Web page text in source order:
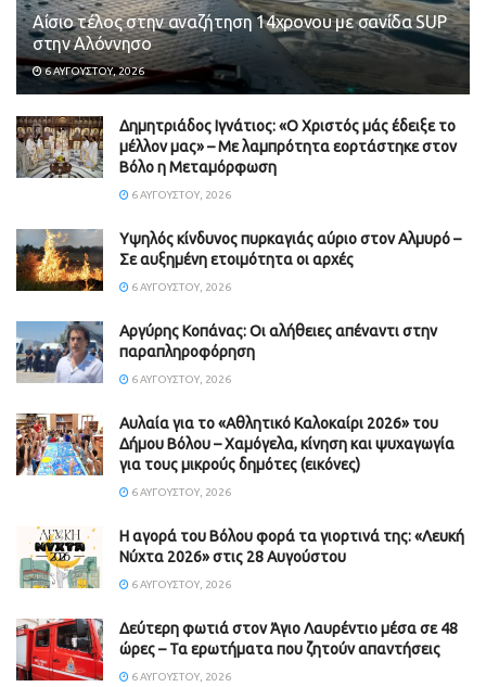
Αίσιο τέλος στην αναζήτηση 14χρονου με σανίδα SUP
στην Αλόννησο
6 ΑΥΓΟΎΣΤΟΥ, 2026
Δημητριάδος Ιγνάτιος: «Ο Χριστός μάς έδειξε το
μέλλον μας» – Με λαμπρότητα εορτάστηκε στον
Βόλο η Μεταμόρφωση
6 ΑΥΓΟΎΣΤΟΥ, 2026
Υψηλός κίνδυνος πυρκαγιάς αύριο στον Αλμυρό –
Σε αυξημένη ετοιμότητα οι αρχές
6 ΑΥΓΟΎΣΤΟΥ, 2026
Aργύρης Κοπάνας: Οι αλήθειες απέναντι στην
παραπληροφόρηση
6 ΑΥΓΟΎΣΤΟΥ, 2026
Αυλαία για το «Αθλητικό Καλοκαίρι 2026» του
Δήμου Βόλου – Χαμόγελα, κίνηση και ψυχαγωγία
για τους μικρούς δημότες (εικόνες)
6 ΑΥΓΟΎΣΤΟΥ, 2026
Η αγορά του Βόλου φορά τα γιορτινά της: «Λευκή
Νύχτα 2026» στις 28 Αυγούστου
6 ΑΥΓΟΎΣΤΟΥ, 2026
Δεύτερη φωτιά στον Άγιο Λαυρέντιο μέσα σε 48
ώρες – Τα ερωτήματα που ζητούν απαντήσεις
6 ΑΥΓΟΎΣΤΟΥ, 2026